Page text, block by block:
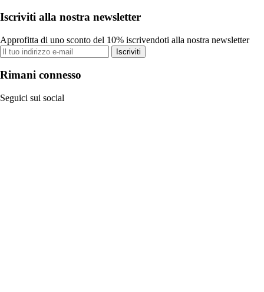
Iscriviti alla nostra newsletter
Approfitta di uno sconto del 10% iscrivendoti alla nostra newsletter
Iscriviti
Rimani connesso
Seguici sui social